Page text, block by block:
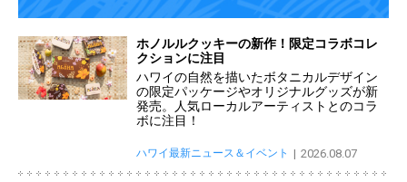
ホノルルクッキーの新作！限定コラボコレ
クションに注目
ハワイの自然を描いたボタニカルデザイン
の限定パッケージやオリジナルグッズが新
発売。人気ローカルアーティストとのコラ
ボに注目！
ハワイ最新ニュース＆イベント 2026.08.07